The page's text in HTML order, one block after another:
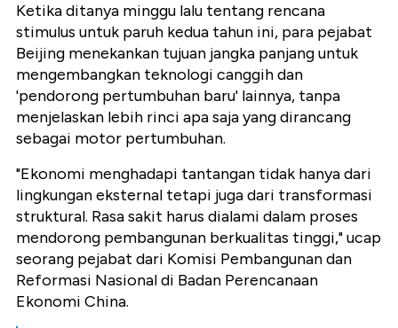
Ketika ditanya minggu lalu tentang rencana
stimulus untuk paruh kedua tahun ini, para pejabat
Beijing menekankan tujuan jangka panjang untuk
mengembangkan teknologi canggih dan
'pendorong pertumbuhan baru' lainnya, tanpa
menjelaskan lebih rinci apa saja yang dirancang
sebagai motor pertumbuhan.
"Ekonomi menghadapi tantangan tidak hanya dari
lingkungan eksternal tetapi juga dari transformasi
struktural. Rasa sakit harus dialami dalam proses
mendorong pembangunan berkualitas tinggi," ucap
seorang pejabat dari Komisi Pembangunan dan
Reformasi Nasional di Badan Perencanaan
Ekonomi China.